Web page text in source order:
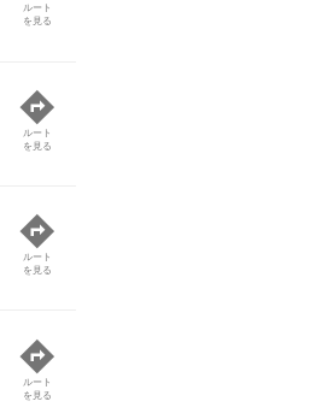
ルート
を見る
ルート
を見る
ルート
を見る
ルート
を見る